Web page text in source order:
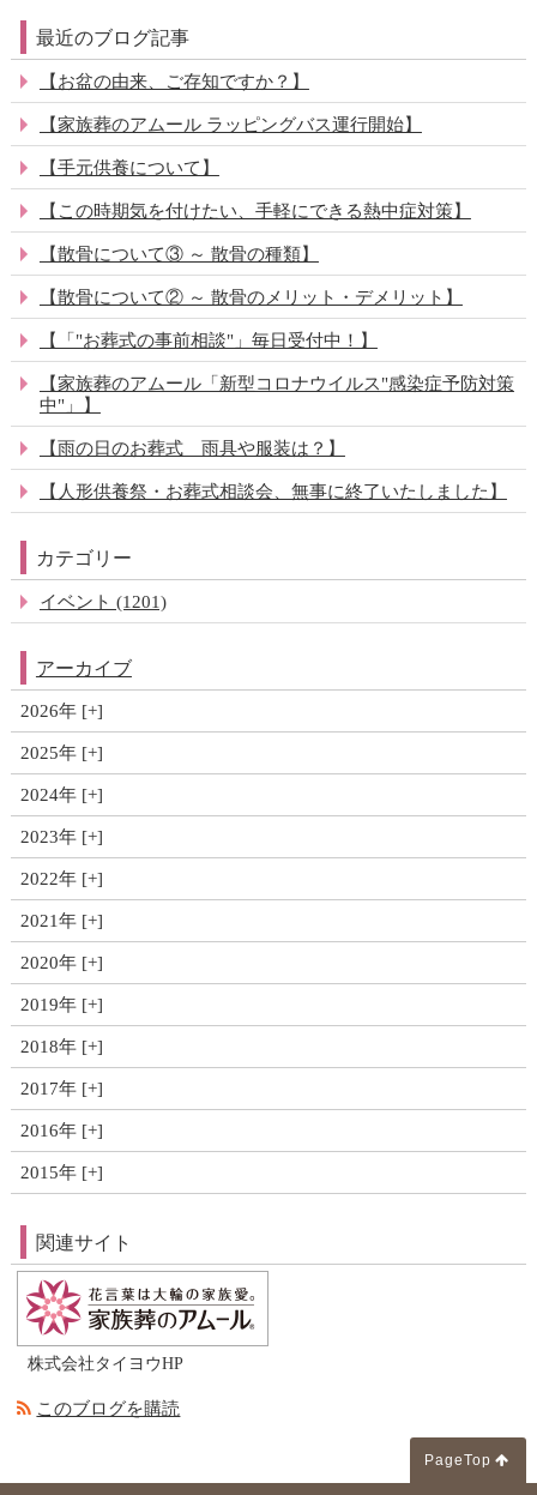
最近のブログ記事
【お盆の由来、ご存知ですか？】
【家族葬のアムール ラッピングバス運行開始】
【手元供養について】
【この時期気を付けたい、手軽にできる熱中症対策】
【散骨について③ ～ 散骨の種類】
【散骨について② ～ 散骨のメリット・デメリット】
【「"お葬式の事前相談"」毎日受付中！】
【家族葬のアムール「新型コロナウイルス"感染症予防対策
中"」】
【雨の日のお葬式 雨具や服装は？】
【人形供養祭・お葬式相談会、無事に終了いたしました】
カテゴリー
イベント (1201)
アーカイブ
2026年
2025年
2024年
2023年
2022年
2021年
2020年
2019年
2018年
2017年
2016年
2015年
関連サイト
株式会社タイヨウHP
このブログを購読
PageTop